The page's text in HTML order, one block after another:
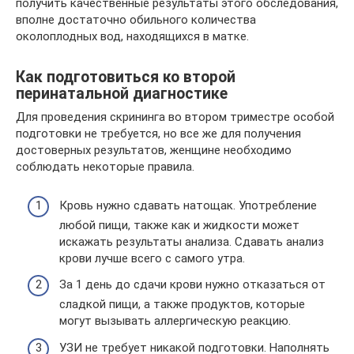
получить качественные результаты этого обследования,
вполне достаточно обильного количества
околоплодных вод, находящихся в матке.
Как подготовиться ко второй
перинатальной диагностике
Для проведения скрининга во втором триместре особой
подготовки не требуется, но все же для получения
достоверных результатов, женщине необходимо
соблюдать некоторые правила.
Кровь нужно сдавать натощак. Употребление
любой пищи, также как и жидкости может
искажать результаты анализа. Сдавать анализ
крови лучше всего с самого утра.
За 1 день до сдачи крови нужно отказаться от
сладкой пищи, а также продуктов, которые
могут вызывать аллергическую реакцию.
УЗИ не требует никакой подготовки. Наполнять